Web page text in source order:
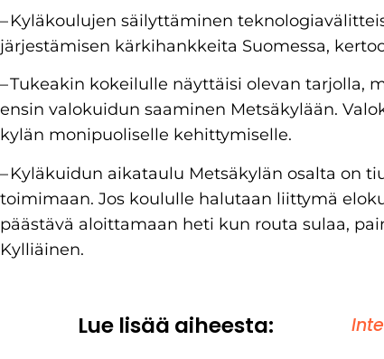
– Kyläkoulujen säilyttäminen
järjestämisen kärkihankkeita Suomessa,
– Tukeakin kokeilulle näyttäisi olevan tarjolla,
ensin valokuidun saaminen Metsäkylään.
kylän monipuoliselle kehittymiselle.
– Kyläkuidun aikataulu Metsäkylän osalta on
toimimaan. Jos koululle halutaan liittymä
päästävä aloittamaan heti kun routa sulaa,
Kylliäinen.
Lue lisää aiheesta: